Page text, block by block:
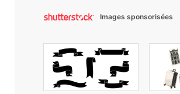
Images sponsorisées